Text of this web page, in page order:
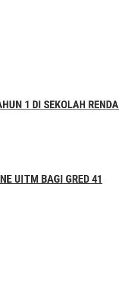
1 DI SEKOLAH
UITM BAGI GRED 41